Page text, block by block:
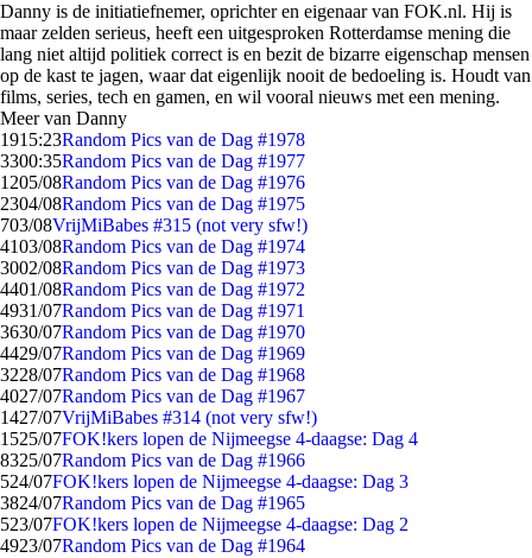
Danny is de initiatiefnemer, oprichter en eigenaar van FOK.nl. Hij is
maar zelden serieus, heeft een uitgesproken Rotterdamse mening die
lang niet altijd politiek correct is en bezit de bizarre eigenschap mensen
op de kast te jagen, waar dat eigenlijk nooit de bedoeling is. Houdt van
films, series, tech en gamen, en wil vooral nieuws met een mening.
Meer van Danny
1915:23Random Pics van de Dag #1978
3300:35Random Pics van de Dag #1977
1205/08Random Pics van de Dag #1976
2304/08Random Pics van de Dag #1975
703/08VrijMiBabes #315 (not very sfw!)
4103/08Random Pics van de Dag #1974
3002/08Random Pics van de Dag #1973
4401/08Random Pics van de Dag #1972
4931/07Random Pics van de Dag #1971
3630/07Random Pics van de Dag #1970
4429/07Random Pics van de Dag #1969
3228/07Random Pics van de Dag #1968
4027/07Random Pics van de Dag #1967
1427/07VrijMiBabes #314 (not very sfw!)
1525/07FOK!kers lopen de Nijmeegse 4-daagse: Dag 4
8325/07Random Pics van de Dag #1966
524/07FOK!kers lopen de Nijmeegse 4-daagse: Dag 3
3824/07Random Pics van de Dag #1965
523/07FOK!kers lopen de Nijmeegse 4-daagse: Dag 2
4923/07Random Pics van de Dag #1964